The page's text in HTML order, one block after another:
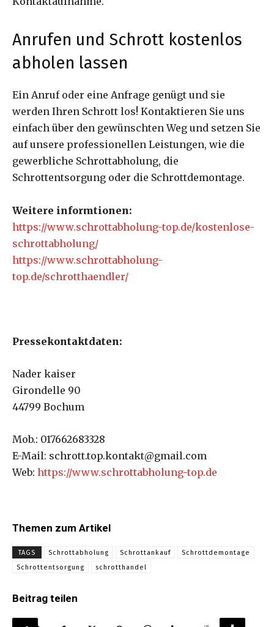
Anrufen und Schrott kostenlos
abholen lassen
Ein Anruf oder eine Anfrage genügt und sie
werden Ihren Schrott los! Kontaktieren Sie uns
einfach über den gewünschten Weg und setzen Sie
auf unsere professionellen Leistungen, wie die
gewerbliche Schrottabholung, die
Schrottentsorgung oder die Schrottdemontage.
Weitere informtionen:
https://www.schrottabholung-top.de/kostenlose-
schrottabholung/
https://www.schrottabholung-
top.de/schrotthaendler/
Pressekontaktdaten:
Nader kaiser
Girondelle 90
44799 Bochum
Mob.: 017662683328
E-Mail: schrott.top.kontakt@gmail.com
Web: https://www.schrottabholung-top.de
Themen zum Artikel
TAGS Schrottabholung Schrottankauf
Schrottdemontage
Schrottentsorgung
schrotthandel
Beitrag teilen